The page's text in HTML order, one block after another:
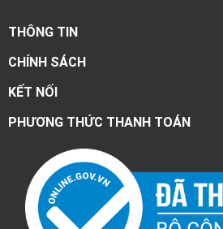
THÔNG TIN
CHÍNH SÁCH
KẾT NỐI
PHƯƠNG THỨC THANH TOÁN